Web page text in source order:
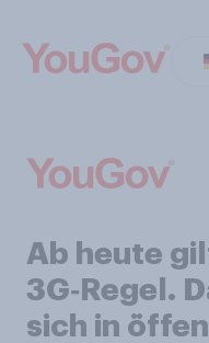
Ab heute
3G‑Regel.
sich in